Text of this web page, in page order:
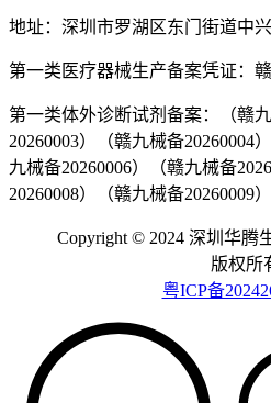
地址：深圳市罗湖区东门街道中
第一类医疗器械生产备案凭证：
第一类体外诊断试剂备案：（赣
20260003）（赣九械备20260004
九械备20260006）（赣九械备
20260008）（赣九械备20260009
Copyright © 2024 深圳华腾
版权所
粤ICP备